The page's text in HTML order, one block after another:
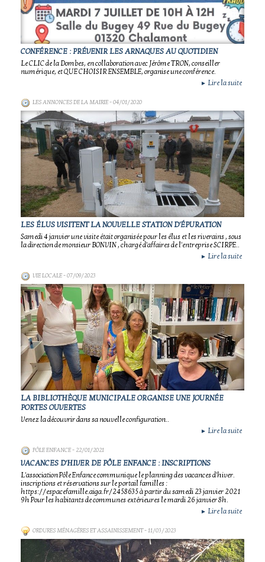
CONFÉRENCE : PRÉVENIR LES ARNAQUES AU QUOTIDIEN
Le CLIC de la Dombes, en collaboration avec Jérôme TRON, conseiller
numérique, et QUE CHOISIR ENSEMBLE, organise une conférence.
► Lire la suite
LES ANNONCES DE LA MAIRIE- 04/01/2020
LES ÉLUS VISITENT LA NOUVELLE STATION D'ÉPURATION
Samedi 4 janvier une visite était organisée pour les élus et les riverains , sous
la direction de monsieur BONVIN , chargé d'affaires de l'entreprise SCIRPE..
► Lire la suite
VIE LOCALE- 07/09/2023
LA BIBLIOTHÈQUE MUNICIPALE ORGANISE UNE JOURNÉE
PORTES OUVERTES
Venez la découvrir dans sa nouvelle configuration..
► Lire la suite
PÔLE ENFANCE- 22/01/2021
VACANCES D'HIVER DE PÔLE ENFANCE : INSCRIPTIONS
L'association Pôle Enfance communique le planning des vacances d'hiver.
inscriptions et réservations sur le portail familles :
https://espacefamille.aiga.fr/2458635 à partir du samedi 23 janvier 2021
9h Pour les habitants de communes extérieures le mardi 26 janvier 8h.
► Lire la suite
ORDURES MÉNAGÈRES ET ASSAINISSEMENT- 11/03/2023